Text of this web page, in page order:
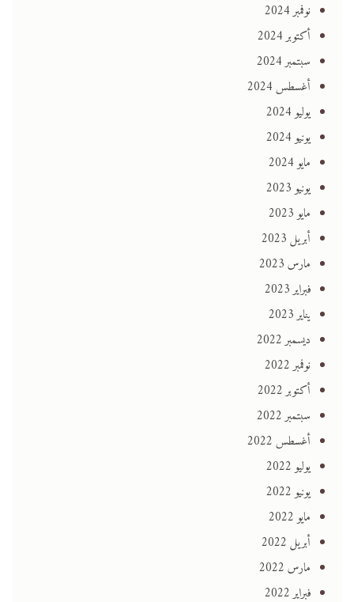
نوفمبر 2024
أكتوبر 2024
سبتمبر 2024
أغسطس 2024
يوليو 2024
يونيو 2024
مايو 2024
يونيو 2023
مايو 2023
أبريل 2023
مارس 2023
فبراير 2023
يناير 2023
ديسمبر 2022
نوفمبر 2022
أكتوبر 2022
سبتمبر 2022
أغسطس 2022
يوليو 2022
يونيو 2022
مايو 2022
أبريل 2022
مارس 2022
فبراير 2022